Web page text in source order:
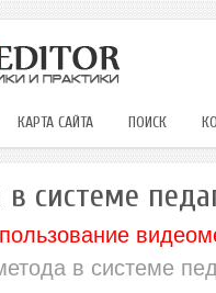
КАРТА САЙТА ПОИСК
системе
в системе